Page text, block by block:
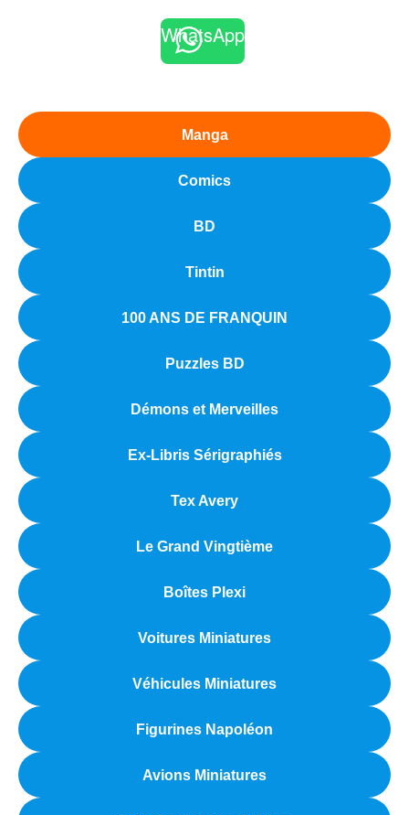
WhatsApp
Manga
Comics
BD
Tintin
100 ANS DE FRANQUIN
Puzzles BD
Démons et Merveilles
Ex-Libris Sérigraphiés
Tex Avery
Le Grand Vingtième
Boîtes Plexi
Voitures Miniatures
Véhicules Miniatures
Figurines Napoléon
Avions Miniatures